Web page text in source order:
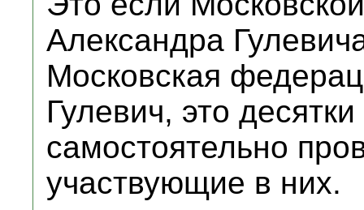
Александра
Московская
Гулевич, это
самостоятельно
участвующие в них.